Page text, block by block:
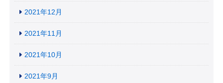
2021年12月
2021年11月
2021年10月
2021年9月